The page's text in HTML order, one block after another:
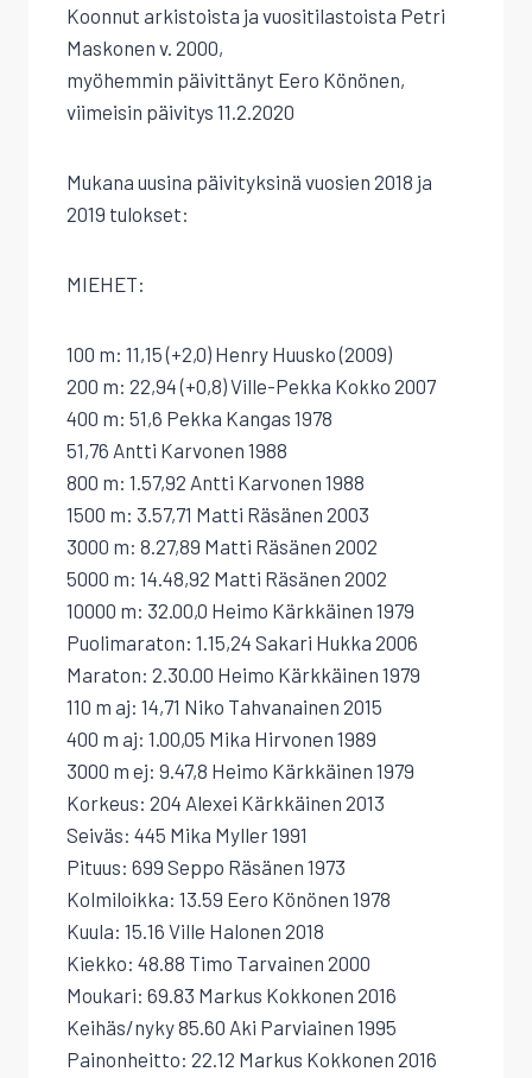
Koonnut arkistoista ja vuositilastoista Petri
Maskonen v. 2000,
myöhemmin päivittänyt Eero Könönen,
viimeisin päivitys 11.2.2020
Mukana uusina päivityksinä vuosien 2018 ja
2019 tulokset:
MIEHET:
100 m: 11,15 (+2,0) Henry Huusko (2009)
200 m: 22,94 (+0,8) Ville-Pekka Kokko 2007
400 m: 51,6 Pekka Kangas 1978
51,76 Antti Karvonen 1988
800 m: 1.57,92 Antti Karvonen 1988
1500 m: 3.57,71 Matti Räsänen 2003
3000 m: 8.27,89 Matti Räsänen 2002
5000 m: 14.48,92 Matti Räsänen 2002
10000 m: 32.00,0 Heimo Kärkkäinen 1979
Puolimaraton: 1.15,24 Sakari Hukka 2006
Maraton: 2.30.00 Heimo Kärkkäinen 1979
110 m aj: 14,71 Niko Tahvanainen 2015
400 m aj: 1.00,05 Mika Hirvonen 1989
3000 m ej: 9.47,8 Heimo Kärkkäinen 1979
Korkeus: 204 Alexei Kärkkäinen 2013
Seiväs: 445 Mika Myller 1991
Pituus: 699 Seppo Räsänen 1973
Kolmiloikka: 13.59 Eero Könönen 1978
Kuula: 15.16 Ville Halonen 2018
Kiekko: 48.88 Timo Tarvainen 2000
Moukari: 69.83 Markus Kokkonen 2016
Keihäs/nyky 85.60 Aki Parviainen 1995
Painonheitto: 22.12 Markus Kokkonen 2016